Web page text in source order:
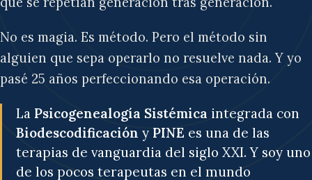
No es magia. Es método. Pero el método sin
alguien que sepa operarlo no resuelve nada. Y yo
pasé 25 años perfeccionando esa operación.
La Psicogenealogía Sistémica integrada con
Biodescodificación y PINE es una de las
terapias de vanguardia del siglo XXI. Y soy uno
de los pocos terapeutas en el mundo